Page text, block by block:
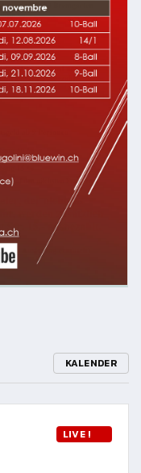
KALENDER
LIVE !